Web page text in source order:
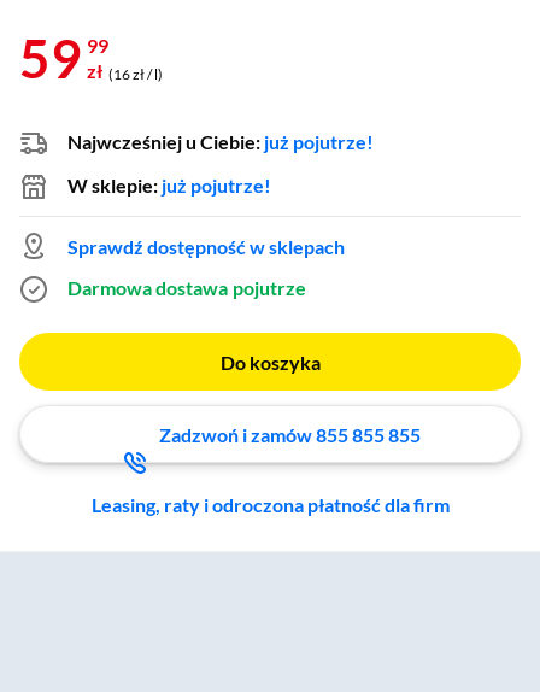
59 99
zł (16 zł / l)
Najwcześniej u Ciebie: już pojutrze!
W sklepie: już pojutrze!
Sprawdź dostępność w sklepach
Darmowa dostawa pojutrze
Do koszyka
Zadzwoń i zamów 855 855 855
Leasing, raty i odroczona płatność dla firm